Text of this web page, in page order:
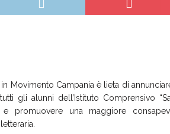
in Movimento Campania è lieta di
gli alunni dell’Istituto Comprensivo
e promuovere una maggiore